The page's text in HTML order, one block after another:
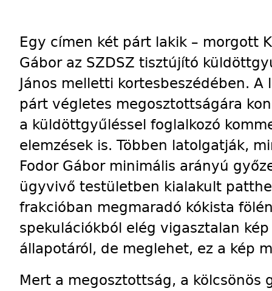
Egy címen két párt lakik – morgott
Gábor az SZDSZ tisztújító
János melletti kortesbeszédében. A
párt végletes megosztottságára
a küldöttgyűléssel foglalkozó
elemzések is. Többen latolgatják,
Fodor Gábor minimális arányú
ügyvivő testületben kialakult
frakcióban megmaradó kókista
spekulációkból elég vigasztalan
állapotáról, de meglehet, ez a kép
Mert a megosztottság, a kölcsönös